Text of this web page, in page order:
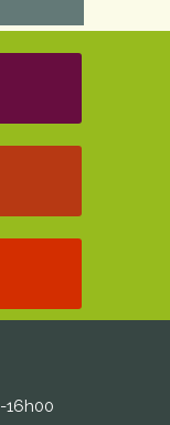
16h00